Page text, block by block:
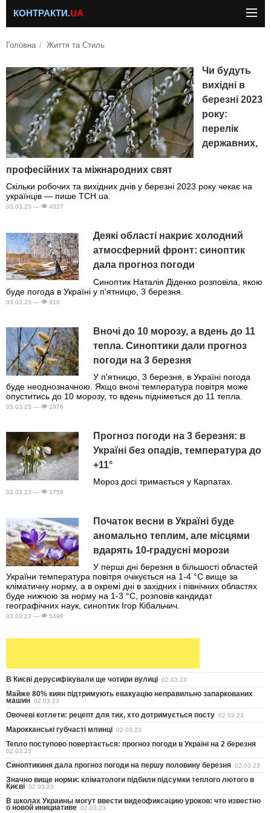
КОНТРАКТИ.UA
Головна Життя та Стиль
Чи будуть
вихідні в
березні 2023
року:
перелік
державних,
професійних та міжнародних свят
Скільки робочих та вихідних днів у березні 2023 року чекає на
українців — пише ТСН.ua.
03.03.23 — 4027
Деякі області накриє холодний
атмосферний фронт: синоптик
дала прогноз погоди
Синоптик Наталія Діденко розповіла, якою
буде погода в Україні у п'ятницю, 3 березня.
03.03.23 — 910
Вночі до 10 морозу, а вдень до 11
тепла. Синоптики дали прогноз
погоди на 3 березня
У п'ятницю, 3 березня, в Україні погода
буде неоднозначною. Якщо вночі температура повітря може
опуститись до 10 морозу, то вдень підніметься до 11 тепла.
03.03.23 — 1976
Прогноз погоди на 3 березня: в
Україні без опадів, температура до
+11°
Мороз досі тримається у Карпатах.
03.03.23 — 1759
Початок весни в Україні буде
аномально теплим, але місцями
вдарять 10-градусні морози
У перші дні березня в більшості областей
України температура повітря очікується на 1-4 °С вище за
кліматичну норму, а в окремі дні в західних і північних областях
буде нижчою за норму на 1-3 °С, розповів кандидат
географічних наук, синоптик Ігор Кібальчич.
03.03.23 — 5498
В Києві дерусифікували ще чотири вулиці 02.03.23
Майже 80% киян підтримують евакуацію неправильно запаркованих
машин 02.03.23
Овочеві котлети: рецепт для тих, хто дотримується посту 02.03.23
Марокканські губчасті млинці 02.03.23
Тепло поступово повертається: прогноз погоди в Україні на 2 березня
02.03.23
Синоптикиня дала прогноз погоди на першу половину березня 02.03.23
Значно вище норми: кліматологи підбили підсумки теплого лютого в
Києві 02.03.23
В школах Украины могут ввести видеофиксацию уроков: что известно
о новой инициативе 02.03.23